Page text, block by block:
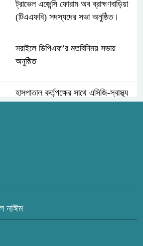
ট্রাভেল এজেন্সি ফোরাম অব ব্রাহ্মণবাড়িয়া
(টিএএফবি) সদস্যদের সভা অনুষ্ঠিত।
সরাইলে ডিপিএফ’র মতবিনিময় সভায়
অনুষ্ঠিত
হাসপাতাল কর্তৃপক্ষের সাথে এসিজি-স্বাস্থ্য
মিলনমেলা’ গ্রন্থের প্রকাশনা উৎসব
নাঈম